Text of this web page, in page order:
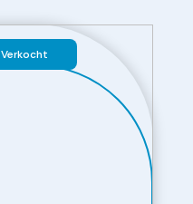
Verkocht